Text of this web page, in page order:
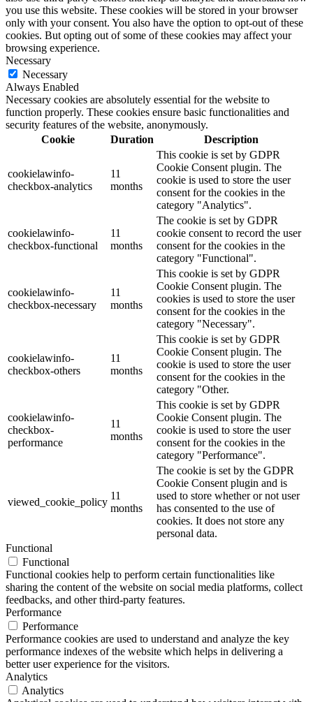
you use this website. These cookies will be stored in your browser
only with your consent. You also have the option to opt-out of these
cookies. But opting out of some of these cookies may affect your
browsing experience.
Necessary
Necessary
Always Enabled
Necessary cookies are absolutely essential for the website to
function properly. These cookies ensure basic functionalities and
security features of the website, anonymously.
Cookie
Duration Description
cookielawinfo-
checkbox-analytics
11
months
This cookie is set by GDPR
Cookie Consent plugin. The
cookie is used to store the user
consent for the cookies in the
category "Analytics".
cookielawinfo-
checkbox-functional
11
months
The cookie is set by GDPR
cookie consent to record the user
consent for the cookies in the
category "Functional".
cookielawinfo-
checkbox-necessary
11
months
This cookie is set by GDPR
Cookie Consent plugin. The
cookies is used to store the user
consent for the cookies in the
category "Necessary".
cookielawinfo-
checkbox-others
11
months
This cookie is set by GDPR
Cookie Consent plugin. The
cookie is used to store the user
consent for the cookies in the
category "Other.
cookielawinfo-
checkbox-
performance
11
months
This cookie is set by GDPR
Cookie Consent plugin. The
cookie is used to store the user
consent for the cookies in the
category "Performance".
viewed_cookie_policy
11
months
The cookie is set by the GDPR
Cookie Consent plugin and is
used to store whether or not user
has consented to the use of
cookies. It does not store any
personal data.
Functional
Functional
Functional cookies help to perform certain functionalities like
sharing the content of the website on social media platforms, collect
feedbacks, and other third-party features.
Performance
Performance
Performance cookies are used to understand and analyze the key
performance indexes of the website which helps in delivering a
better user experience for the visitors.
Analytics
Analytics